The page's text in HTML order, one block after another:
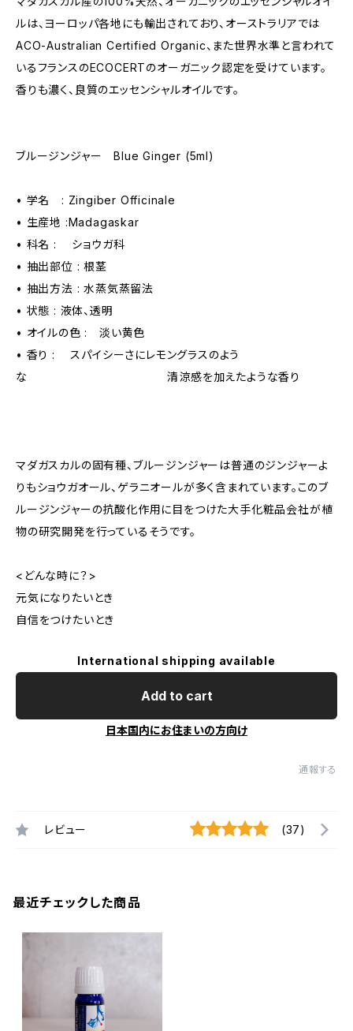
ルは、ヨーロッパ各地にも輸出されており、オーストラリアでは
ACO-Australian Certified Organic、また世界水準と言われて
いるフランスのECOCERTのオーガニック認定を受けています。
香りも濃く、良質のエッセンシャルオイルです。
ブルージンジャー Blue Ginger (5ml)
• 学名 : Zingiber Officinale
• 生産地 :Madagaskar
• 科名 : ショウガ科
• 抽出部位 : 根茎
• 抽出方法 : 水蒸気蒸留法
• 状態 : 液体、透明
• オイルの色 : 淡い黄色
• 香り : スパイシーさにレモングラスのよう
な 清涼感を加えたような香り
マダガスカルの固有種、ブルージンジャーは普通のジンジャーよ
りもショウガオール、ゲラニオールが多く含まれています。このブ
ルージンジャーの抗酸化作用に目をつけた大手化粧品会社が植
物の研究開発を行っているそうです。
<どんな時に？>
元気になりたいとき
自信をつけたいとき
International shipping available
Add to cart
日本国内にお住まいの方向け
通報する
レビュー (37)
最近チェックした商品